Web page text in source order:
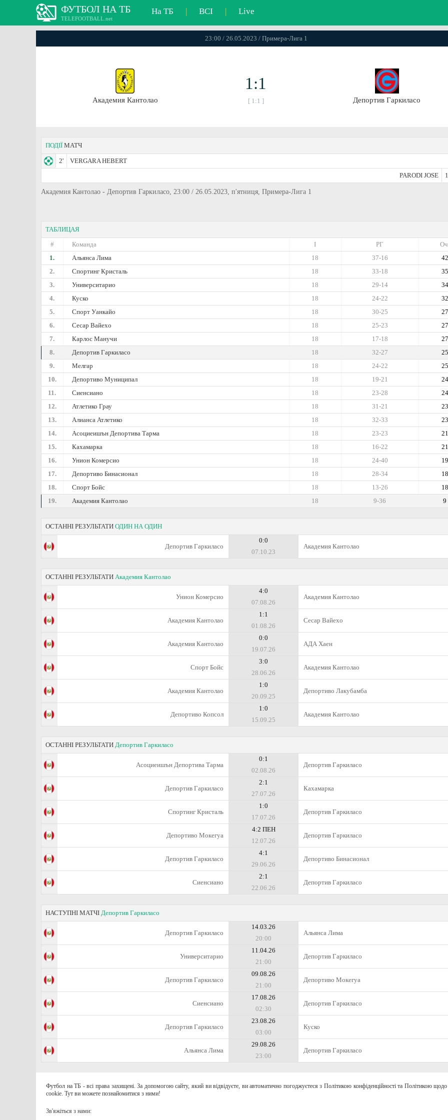
ФУТБОЛ НА ТБ
TELEFOOTBALL.net
На ТБ | ВСІ | Live
23:00 / 26.05.2023 / Примера-Лига 1
Академия Кантолао
1:1
[ 1:1 ] Депортив Гаркиласо
ПОДІЇ МАТЧ
2'
VERGARA HEBERT
PARODI JOSE
Академия Кантолао - Депортив Гаркиласо, 23:00 / 26.05.2023, п'ятниця, Примера-Лига 1
ТАБЛИЦАЯ
#
Команда РГ
I
1.
Альянса Лима 42
37-16
18
2.
Спортинг Кристаль 35
33-18
18
3.
Университарио 34
29-14
18
4.
Куско 32
24-22
18
5.
Спорт Уанкайо 27
30-25
18
6.
Сесар Вайехо 27
25-23
18
7.
Карлос Манучи 27
17-18
18
8.
Депортив Гаркиласо 25
32-27
18
9.
Мелгар 25
24-22
18
10.
Депортиво Муниципал 24
19-21
18
11.
Сиенсиано 24
23-28
18
12.
Атлетико Грау 23
31-21
18
13.
Алианса Атлетико 23
32-33
18
14.
Асоциеишън Депортива Тарма 21
23-23
18
15.
Кахамарка 21
16-22
18
16.
Унион Комерсио 19
24-40
18
17.
Депортиво Бинасионал 18
28-34
18
18.
Спорт Бойс 18
13-26
18
19.
Академия Кантолао 9
9-36
18
ОСТАННІ РЕЗУЛЬТАТИ ОДИН НА ОДИН
Депортив Гаркиласо
0:0
07.10.23
Академия Кантолао
ОСТАННІ РЕЗУЛЬТАТИ Академия Кантолао
Унион Комерсио
4:0
07.08.26
Академия Кантолао
Академия Кантолао
1:1
01.08.26
Сесар Вайехо
Академия Кантолао
0:0
19.07.26
АДА Хаен
Спорт Бойс
3:0
28.06.26
Академия Кантолао
Академия Кантолао
1:0
20.09.25
Депортиво Лакубамба
Депортиво Копсол
1:0
15.09.25
Академия Кантолао
ОСТАННІ РЕЗУЛЬТАТИ Депортив Гаркиласо
Асоциеишън Депортива Тарма
0:1
02.08.26
Депортив Гаркиласо
Депортив Гаркиласо
2:1
27.07.26
Кахамарка
Спортинг Кристаль
1:0
17.07.26
Депортив Гаркиласо
Депортиво Мокегуа
4:2 ПЕН
12.07.26
Депортив Гаркиласо
Депортив Гаркиласо
4:1
29.06.26
Депортиво Бинасионал
Сиенсиано
2:1
22.06.26
Депортив Гаркиласо
НАСТУПНІ МАТЧІ Депортив Гаркиласо
Депортив Гаркиласо
14.03.26
20:00
Альянса Лима
Университарио
11.04.26
21:00
Депортив Гаркиласо
Депортив Гаркиласо
09.08.26
21:00
Депортиво Мокегуа
Сиенсиано
17.08.26
02:30
Депортив Гаркиласо
Депортив Гаркиласо
23.08.26
03:00
Куско
Альянса Лима
29.08.26
23:00
Депортив Гаркиласо
Футбол на ТБ - всі права захищені. За допомогою сайту, який ви відвідуєте, ви автоматично погоджуєтеся з Політикою конфіденційності та Політикою
cookie. Тут ви можете познайомитися з ними!
Зв'яжіться з нами: